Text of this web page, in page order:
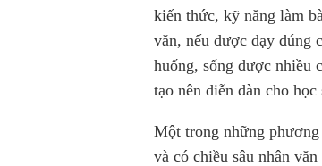
kiến thức, kỹ năng làm
văn, nếu được dạy đúng
huống, sống được nhiều
tạo nên diễn đàn cho
Một trong những phương
và có chiều sâu nhân